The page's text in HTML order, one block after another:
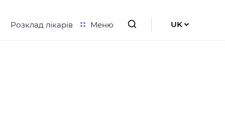
Розклад лікарів Меню
UK